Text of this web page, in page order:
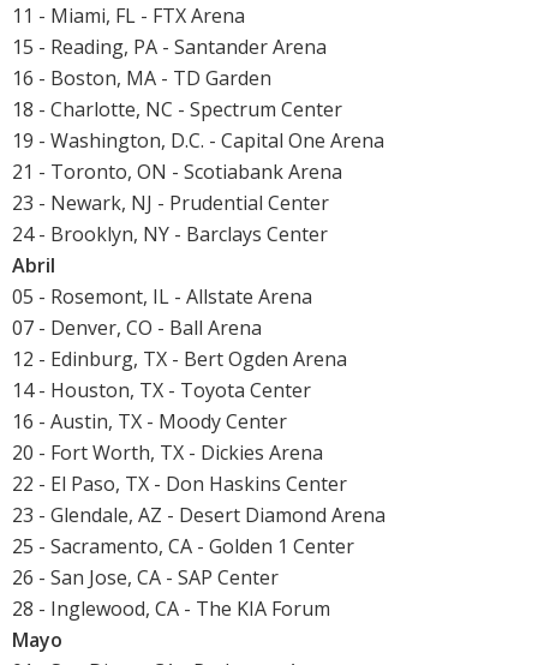
11 - Miami, FL - FTX Arena
15 - Reading, PA - Santander Arena
16 - Boston, MA - TD Garden
18 - Charlotte, NC - Spectrum Center
19 - Washington, D.C. - Capital One Arena
21 - Toronto, ON - Scotiabank Arena
23 - Newark, NJ - Prudential Center
24 - Brooklyn, NY - Barclays Center
Abril
05 - Rosemont, IL - Allstate Arena
07 - Denver, CO - Ball Arena
12 - Edinburg, TX - Bert Ogden Arena
14 - Houston, TX - Toyota Center
16 - Austin, TX - Moody Center
20 - Fort Worth, TX - Dickies Arena
22 - El Paso, TX - Don Haskins Center
23 - Glendale, AZ - Desert Diamond Arena
25 - Sacramento, CA - Golden 1 Center
26 - San Jose, CA - SAP Center
28 - Inglewood, CA - The KIA Forum
Mayo